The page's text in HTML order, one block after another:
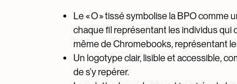
Le « O » tissé symbolise la BPO
chaque fil représentant les individus qui
même de Chromebooks, représentant
Un logotype clair, lisible et accessible,
de s’y repérer.